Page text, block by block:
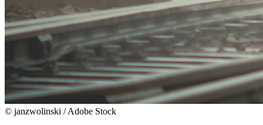
© janzwolinski / Adobe Stock